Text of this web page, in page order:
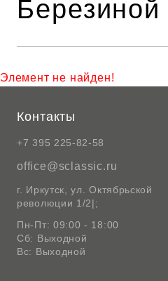
Березиной
Элемент не найден!
Контакты
+7 395 225-82-58
office@sclassic.ru
г. Иркутск, ул. Октябрьской
революции 1/2|;
Пн-Пт: 09:00 - 18:00
Сб: Выходной
Вс: Выходной